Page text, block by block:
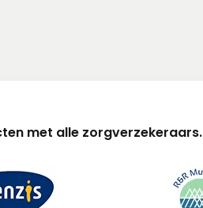
met alle zorgverzekeraars.